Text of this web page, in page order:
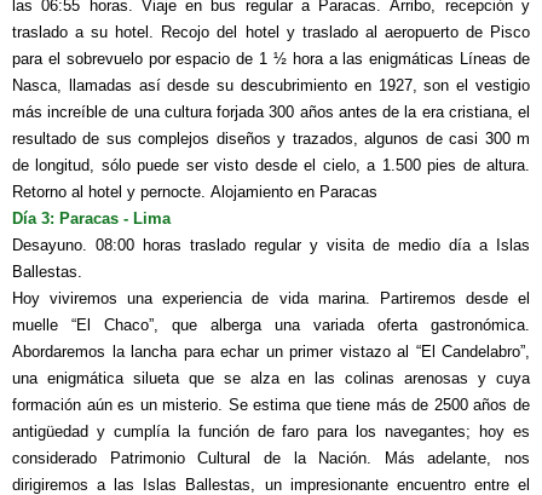
las 06:55 horas. Viaje en bus regular a Paracas.Arribo, recepción y
traslado a su hotel. Recojo del hotel y traslado al aeropuerto de Pisco
para el sobrevuelo por espacio de 1 ½ hora a las enigmáticas Líneas de
Nasca, llamadas así desde su descubrimiento en 1927, son el vestigio
más increíble de una cultura forjada 300 años antes de la era cristiana, el
resultado de sus complejos diseños y trazados, algunos de casi 300 m
de longitud, sólo puede ser visto desde el cielo, a 1.500 pies de altura.
Retorno al hotel y pernocte. Alojamiento en Paracas
Día 3: Paracas - Lima
Desayuno. 08:00 horas traslado regular y visita de medio día a Islas
Ballestas.
Hoy viviremos una experiencia de vida marina. Partiremos desde el
muelle “El Chaco”, que alberga una variada oferta gastronómica.
Abordaremos la lancha para echar un primer vistazo al “El Candelabro”,
una enigmática silueta que se alza en las colinas arenosas y cuya
formación aún es un misterio. Se estima que tiene más de 2500 años de
antigüedad y cumplía la función de faro para los navegantes; hoy es
considerado Patrimonio Cultural de la Nación. Más adelante, nos
dirigiremos a las Islas Ballestas, un impresionante encuentro entre el